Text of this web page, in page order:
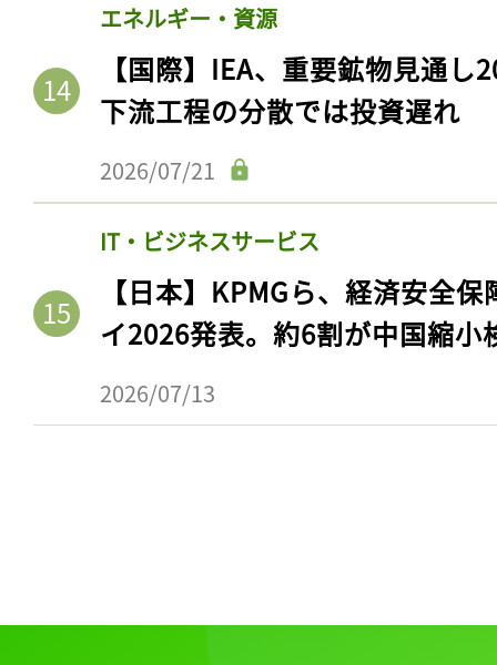
エネルギー・資源
【国際】IEA、重要鉱物見通
下流工程の分散では投資遅れ
2026/07/21
IT・ビジネスサービス
【日本】KPMGら、経済安全
イ2026発表。約6割が中国縮小
2026/07/13
ログイン
会員登録